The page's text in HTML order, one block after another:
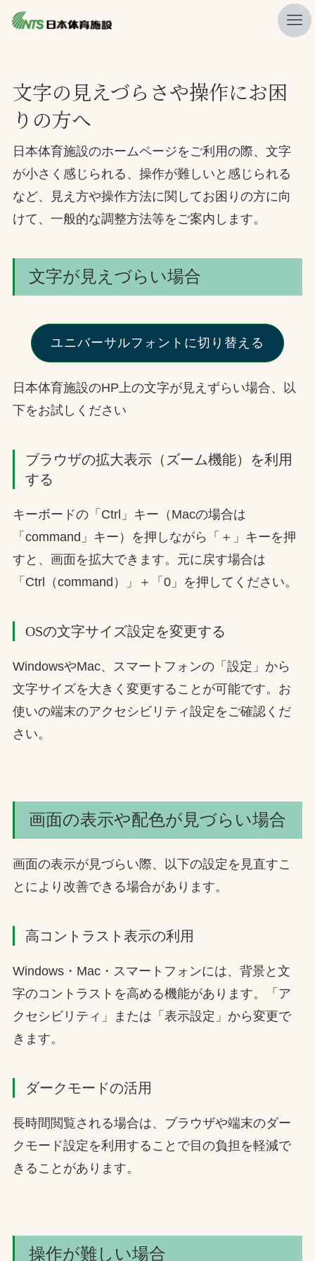
ニュース
プレスリリース
レポート
製品・サービス一覧
施工・管理実績一覧
採用情報
お問合せ
お取引先の皆様へ
プライバシーポリシー
文字の見えづらさや操作にお困りの方へ
文字の見えづらさや操作にお困
りの方へ
日本体育施設のホームページをご利用の際、文字
が小さく感じられる、操作が難しいと感じられる
など、見え方や操作方法に関してお困りの方に向
けて、一般的な調整方法等をご案内します。
文字が見えづらい場合
ユニバーサルフォントに切り替える
日本体育施設のHP上の文字が見えずらい場合、以
下をお試しください
ブラウザの拡大表示（ズーム機能）を利用
する
キーボードの「Ctrl」キー（Macの場合は
「command」キー）を押しながら「＋」キーを押
すと、画面を拡大できます。元に戻す場合は
「Ctrl（command）」＋「0」を押してください。
OSの文字サイズ設定を変更する
WindowsやMac、スマートフォンの「設定」から
文字サイズを大きく変更することが可能です。お
使いの端末のアクセシビリティ設定をご確認くだ
さい。
画面の表示や配色が見づらい場合
画面の表示が見づらい際、以下の設定を見直すこ
とにより改善できる場合があります。
高コントラスト表示の利用
Windows・Mac・スマートフォンには、背景と文
字のコントラストを高める機能があります。「ア
クセシビリティ」または「表示設定」から変更で
きます。
ダークモードの活用
長時間閲覧される場合は、ブラウザや端末のダー
クモード設定を利用することで目の負担を軽減で
きることがあります。
操作が難しい場合